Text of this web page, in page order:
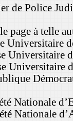
Police
à telle
de
Nationale